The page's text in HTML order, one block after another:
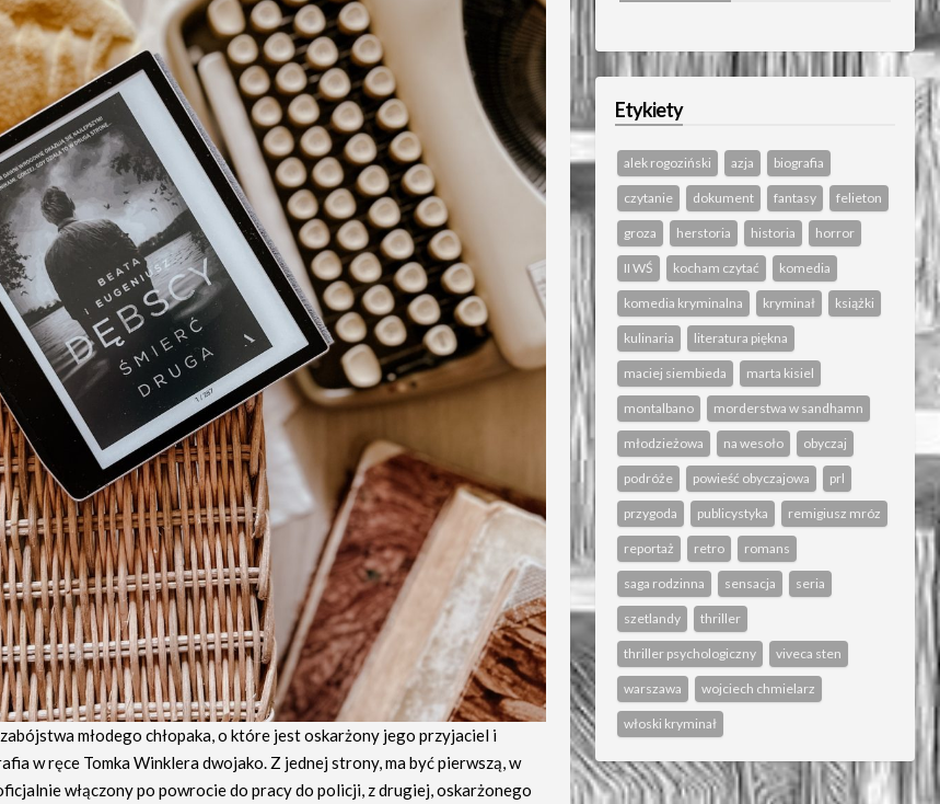
młodego chłopaka, o które jest oskarżony jego przyjaciel i
w ręce Tomka Winklera dwojako. Z jednej strony, ma być pierwszą, w
włączony po powrocie do pracy do policji, z drugiej, oskarżonego
Etykiety
alek rogoziński azja biografia
czytanie dokument fantasy felieton
groza herstoria historia horror
II WŚ kocham czytać komedia
komedia kryminalna kryminał książki
kulinaria literatura piękna
maciej siembieda marta kisiel
montalbano morderstwa w sandhamn
młodzieżowa na wesoło obyczaj
podróże powieść obyczajowa prl
przygoda publicystyka remigiusz mróz
reportaż retro romans
saga rodzinna sensacja seria
szetlandy thriller
thriller psychologiczny viveca sten
warszawa wojciech chmielarz
włoski kryminał